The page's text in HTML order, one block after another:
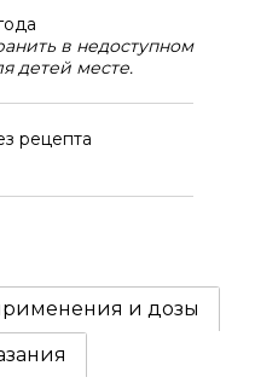
в недоступном
детей месте.
рецепта
и дозы